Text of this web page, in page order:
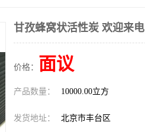
甘孜蜂窝状活性炭 欢迎来电
价格： 面议
产品数量： 10000.00立方
发货地址： 北京市丰台区